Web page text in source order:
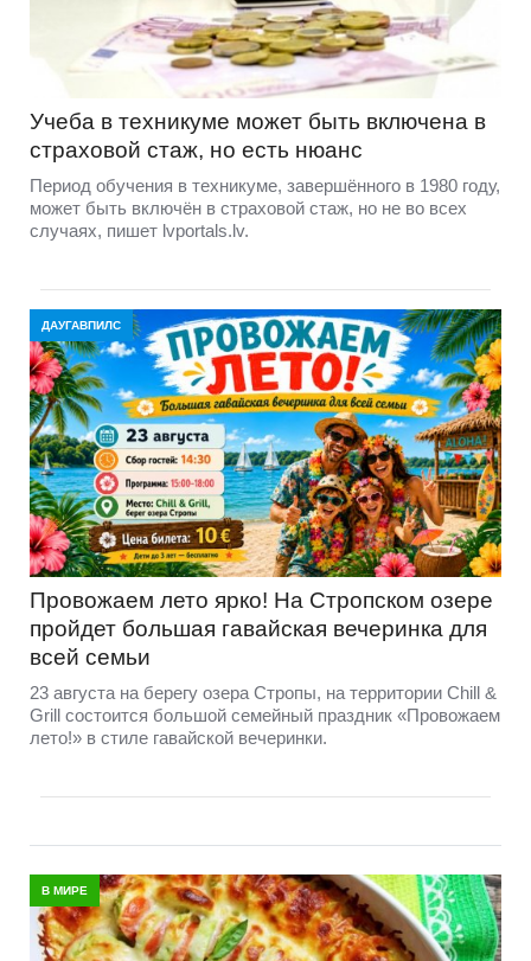
Учеба в техникуме может быть включена в
страховой стаж, но есть нюанс
Период обучения в техникуме, завершённого в 1980 году,
может быть включён в страховой стаж, но не во всех
случаях, пишет lvportals.lv.
ДАУГАВПИЛС
Провожаем лето ярко! На Стропском озере
пройдет большая гавайская вечеринка для
всей семьи
23 августа на берегу озера Стропы, на территории Chill &
Grill состоится большой семейный праздник «Провожаем
лето!» в стиле гавайской вечеринки.
В МИРЕ